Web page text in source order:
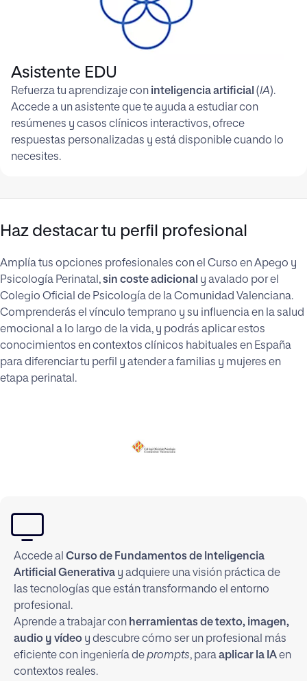
Asistente EDU
Refuerza tu aprendizaje con inteligencia artificial (IA).
Accede a un asistente que te ayuda a estudiar con
resúmenes y casos clínicos interactivos, ofrece
respuestas personalizadas y está disponible cuando lo
necesites.
Haz destacar tu perfil profesional
Amplía tus opciones profesionales con el Curso en Apego y
Psicología Perinatal,sin coste adicional y avalado por el
Colegio Oficial de Psicología de la Comunidad Valenciana.
Comprenderás el vínculo temprano y su influencia en la salud
emocional a lo largo de la vida, y podrás aplicar estos
conocimientos en contextos clínicos habituales en España
para diferenciar tu perfil y atender a familias y mujeres en
etapa perinatal.
Accede al Curso de Fundamentos de Inteligencia
Artificial Generativa y adquiere una visión práctica de
las tecnologías que están transformando el entorno
profesional.
Aprende a trabajar con herramientas de texto, imagen,
audio y vídeo y descubre cómo ser un profesional más
eficiente con ingeniería deprompts, paraaplicar la IAen
contextos reales.